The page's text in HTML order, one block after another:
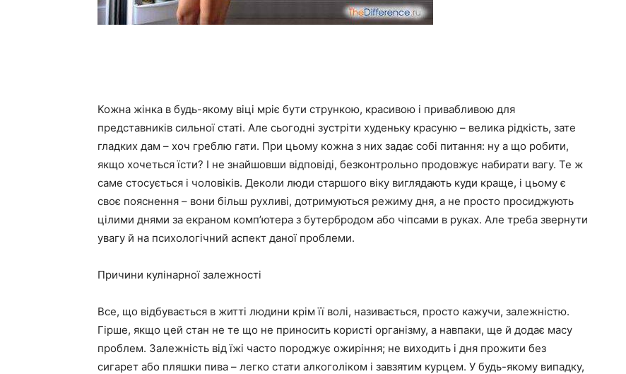
Кожна жінка в будь-якому віці мріє бути стрункою, красивою і привабливою для
представників сильної статі. Але сьогодні зустріти худеньку красуню – велика рідкість, зате
гладких дам – хоч греблю гати. При цьому кожна з них задає собі питання: ну а що робити,
якщо хочеться їсти? І не знайшовши відповіді, безконтрольно продовжує набирати вагу. Те ж
саме стосується і чоловіків. Деколи люди старшого віку виглядають куди краще, і цьому є
своє пояснення – вони більш рухливі, дотримуються режиму дня, а не просто просиджують
цілими днями за екраном комп’ютера з бутербродом або чіпсами в руках. Але треба звернути
увагу й на психологічний аспект даної проблеми.
Причини кулінарної залежності
Все, що відбувається в житті людини крім її волі, називається, просто кажучи, залежністю.
Гірше, якщо цей стан не те що не приносить користі організму, а навпаки, ще й додає масу
проблем. Залежність від їжі часто породжує ожиріння; не виходить і дня прожити без
сигарет або пляшки пива – легко стати алкоголіком і завзятим курцем. У будь-якому випадку,